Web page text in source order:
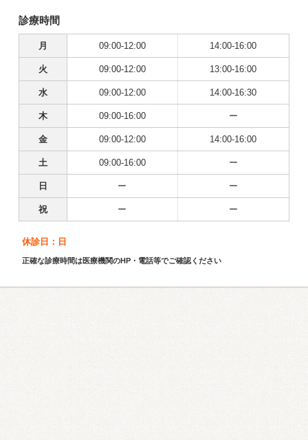
診療時間
月 09:00-12:00 14:00-16:00
火 09:00-12:00 13:00-16:00
水 09:00-12:00 14:00-16:30
木 09:00-16:00 ー
金 09:00-12:00 14:00-16:00
土 09:00-16:00 ー
日 ー ー
祝 ー ー
休診日：日
正確な診療時間は医療機関のHP・電話等でご確認ください